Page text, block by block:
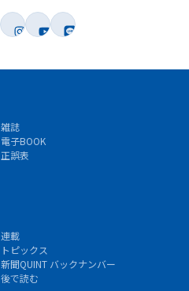
雑誌
電子BOOK
正誤表
連載
トピックス
新聞QUINT バックナンバー
後で読む